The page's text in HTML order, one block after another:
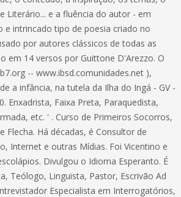
Literário... e a fluência do autor - em
e intrincado tipo de poesia criado no
por autores clássicos de todas as
em 14 versos por Guittone D'Arezzo. O
-- www.ibsd.comunidades.net ),
a infância, na tutela da Ilha do Ingá - GV -
Enxadrista, Faixa Preta, Paraquedista,
etc. ' . Curso de Primeiros Socorros,
Flecha. Há décadas, é Consultor de
Internet e outras Mídias. Foi Vicentino e
Divulgou o Idioma Esperanto. É
Teólogo, Linguista, Pastor, Escrivão Ad
Especialista em Interrogatórios,